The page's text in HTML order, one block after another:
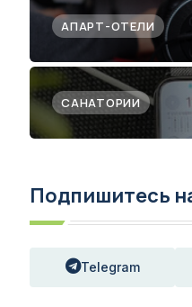
АПАРТ-ОТЕЛИ
САНАТОРИИ
Подпишитесь
Telegram